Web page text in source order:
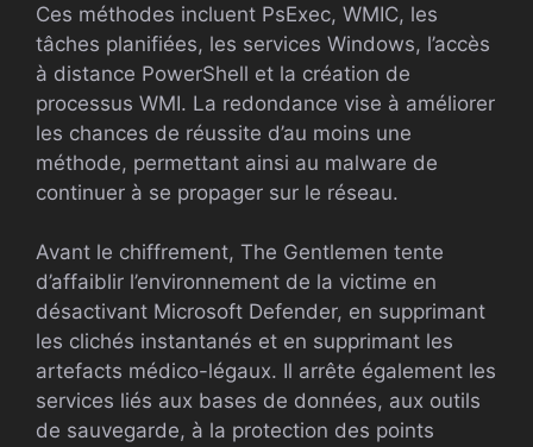
Ces méthodes incluent PsExec, WMIC, les
tâches planifiées, les services Windows, l’accès
à distance PowerShell et la création de
processus WMI. La redondance vise à améliorer
les chances de réussite d’au moins une
méthode, permettant ainsi au malware de
continuer à se propager sur le réseau.
Avant le chiffrement, The Gentlemen tente
d’affaiblir l’environnement de la victime en
désactivant Microsoft Defender, en supprimant
les clichés instantanés et en supprimant les
artefacts médico-légaux. Il arrête également les
services liés aux bases de données, aux outils
de sauvegarde, à la protection des points